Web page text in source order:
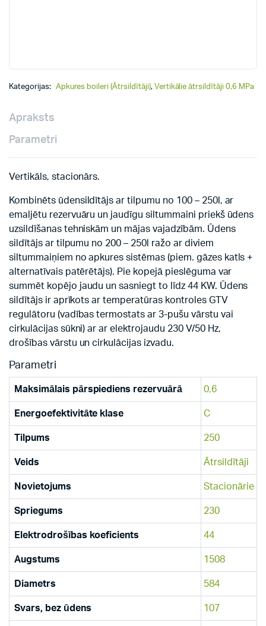
Kategorijas: Apkures boileri (Ātrsildītāji), Vertikālie ātrsildītāji 0,6 MPa
Apraksts
Parametri
Vertikāls, stacionārs.
Kombinēts ūdensildītājs ar tilpumu no 100 – 250l, ar
emaljētu rezervuāru un jaudīgu siltummaini priekš ūdens
uzsildīšanas tehniskām un mājas vajadzībām. Ūdens
sildītājs ar tilpumu no 200 – 250l ražo ar diviem
siltummaiņiem no apkures sistēmas (piem. gāzes katls +
alternatīvais patērētājs). Pie kopejā pieslēguma var
summēt kopējo jaudu un sasniegt to līdz 44 KW. Ūdens
sildītājs ir aprīkots ar temperatūras kontroles GTV
regulātoru (vadības termostats ar 3-pušu vārstu vai
cirkulācijas sūkni) ar ar elektrojaudu 230 V/50 Hz,
drošības vārstu un cirkulācijas izvadu.
Parametri
Maksimālais pārspiediens rezervuārā 0,6
Energoefektivitāte klase C
Tilpums 250
Veids Ātrsildītāji
Novietojums Stacionārie
Spriegums 230
Elektrodrošības koeficients 44
Augstums 1508
Diametrs 584
Svars, bez ūdens 107